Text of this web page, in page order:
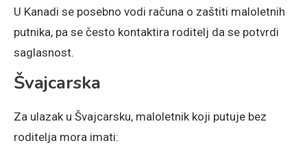
U Kanadi se posebno vodi računa o zaštiti maloletnih
putnika, pa se često kontaktira roditelj da se potvrdi
saglasnost.
Švajcarska
Za ulazak u Švajcarsku, maloletnik koji putuje bez
roditelja mora imati: